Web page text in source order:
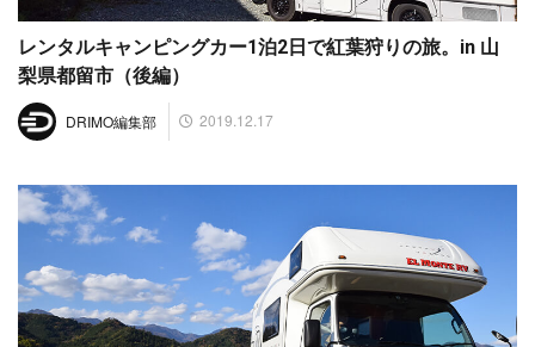
レンタルキャンピングカー1泊2日で紅葉狩りの旅。in 山
梨県都留市（後編）
DRIMO編集部 2019.12.17